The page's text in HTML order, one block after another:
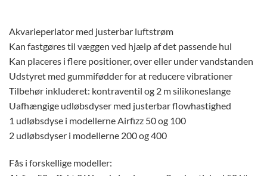
Akvarieperlator med justerbar luftstrøm
Kan fastgøres til væggen ved hjælp af det passende hul
Kan placeres i flere positioner, over eller under vandstanden
Udstyret med gummifødder for at reducere vibrationer
Tilbehør inkluderet: kontraventil og 2 m silikoneslange
Uafhængige udløbsdyser med justerbar flowhastighed
1 udløbsdyse i modellerne Airfizz 50 og 100
2 udløbsdyser i modellerne 200 og 400
Fås i forskellige modeller: